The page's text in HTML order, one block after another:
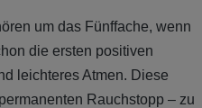
um das Fünffache, wenn
die ersten positiven
leichteres Atmen. Diese
Rauchstopp – zu